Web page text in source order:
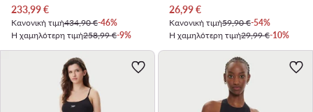
Τρέχουσα τιμή
233,99€
Κανονική τιμή434,90 €-46%
Η χαμηλότερη τιμή258,99 €-9%
Τρέχουσα τιμή
26,99€
Κανονική τιμή59,90 €-54%
Η χαμηλότερη τιμή29,99 €-10%